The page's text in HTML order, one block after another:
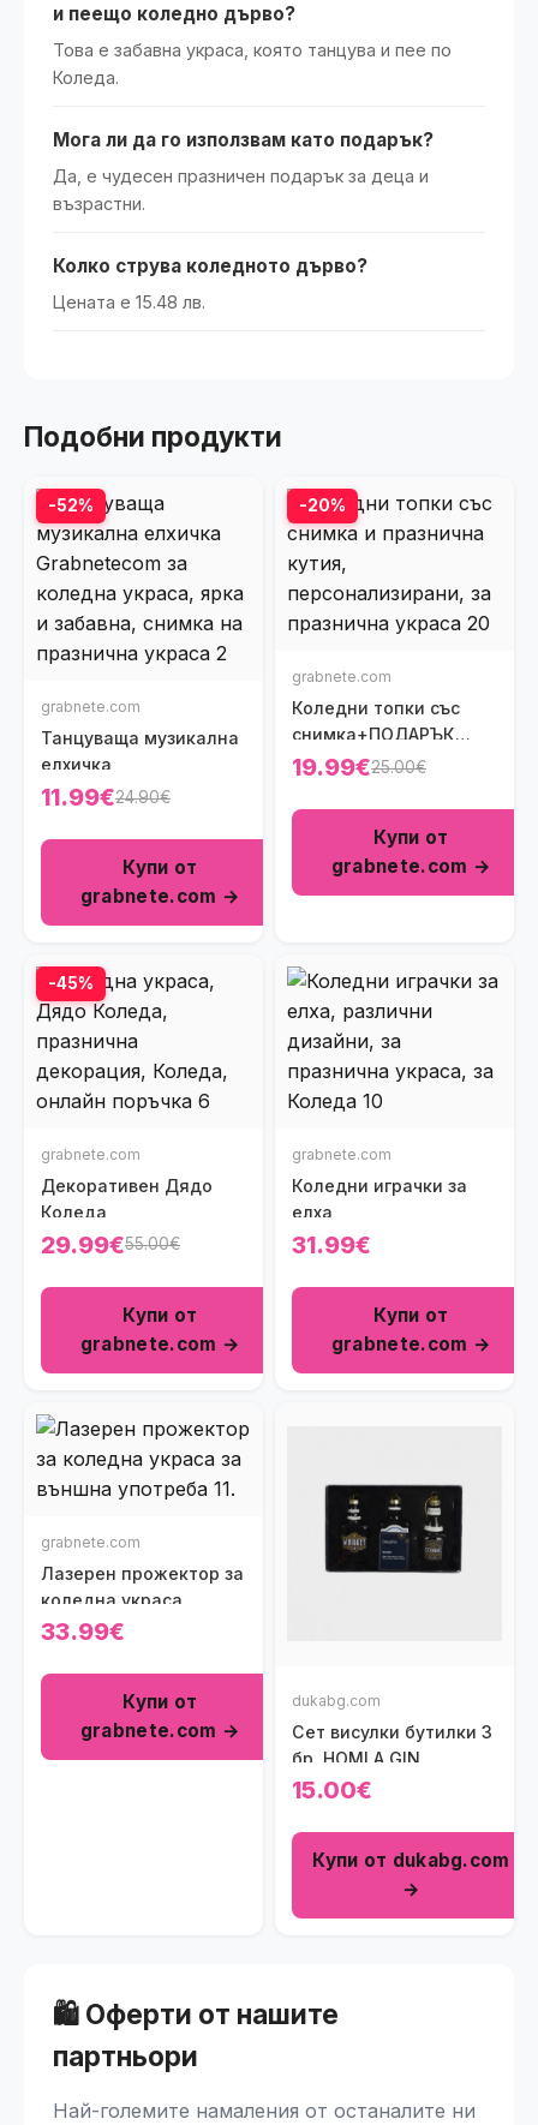
и пеещо коледно дърво?
Това е забавна украса, която танцува и пее по
Коледа.
Мога ли да го използвам като подарък?
Да, е чудесен празничен подарък за деца и
възрастни.
Колко струва коледното дърво?
Цената е 15.48 лв.
Подобни продукти
-52%
grabnete.com
Танцуваща музикална
елхичка
11.99€24.90€
Купи от
grabnete.com →
-20%
grabnete.com
Коледни топки със
снимка+ПОДАРЪК
празнична кутия
19.99€25.00€
Купи от
grabnete.com →
-45%
grabnete.com
Декоративен Дядо
Коледа
29.99€55.00€
Купи от
grabnete.com →
grabnete.com
Коледни играчки за
елха
31.99€
Купи от
grabnete.com →
grabnete.com
Лазерен прожектор за
коледна украса
33.99€
Купи от
grabnete.com →
dukabg.com
Сет висулки бутилки 3
бр. HOMLA GIN
15.00€
Купи от dukabg.com
→
🛍️ Оферти от нашите
партньори
Най-големите намаления от останалите ни